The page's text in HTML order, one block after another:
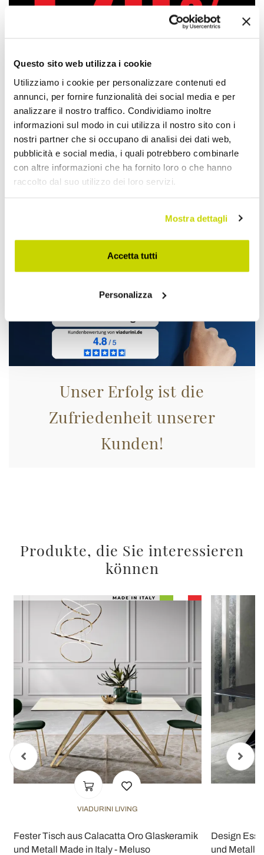
Questo sito web utilizza i cookie
Utilizziamo i cookie per personalizzare contenuti ed
annunci, per fornire funzionalità dei social media e per
analizzare il nostro traffico. Condividiamo inoltre
informazioni sul modo in cui utilizza il nostro sito con i
nostri partner che si occupano di analisi dei dati web,
pubblicità e social media, i quali potrebbero combinarle
con altre informazioni che ha fornito loro o che hanno
raccolto dal suo utilizzo dei loro servizi.
Mostra dettagli
Accetta tutti
Personalizza
Nur für kurze Zeit! Jetzt
Unser Erfolg ist die
Zufriedenheit unserer
Kunden!
Produkte, die Sie interessieren
können
VIADURINI LIVING
Fester Tisch aus Calacatta Oro Glaskeramik
und Metall Made in Italy - Meluso
Design
und Metall